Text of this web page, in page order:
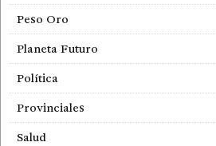
Peso Oro
Planeta Futuro
Política
Provinciales
Salud